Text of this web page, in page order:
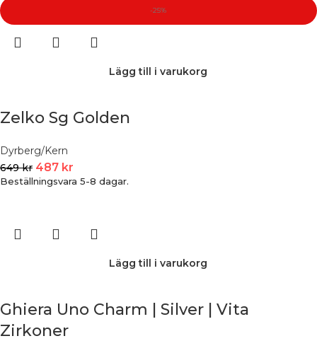
-25%
Lägg till i varukorg
Zelko Sg Golden
Dyrberg/Kern
649kr 487 kr
Beställningsvara 5-8 dagar.
Lägg till i varukorg
Ghiera Uno Charm | Silver | Vita
Zirkoner